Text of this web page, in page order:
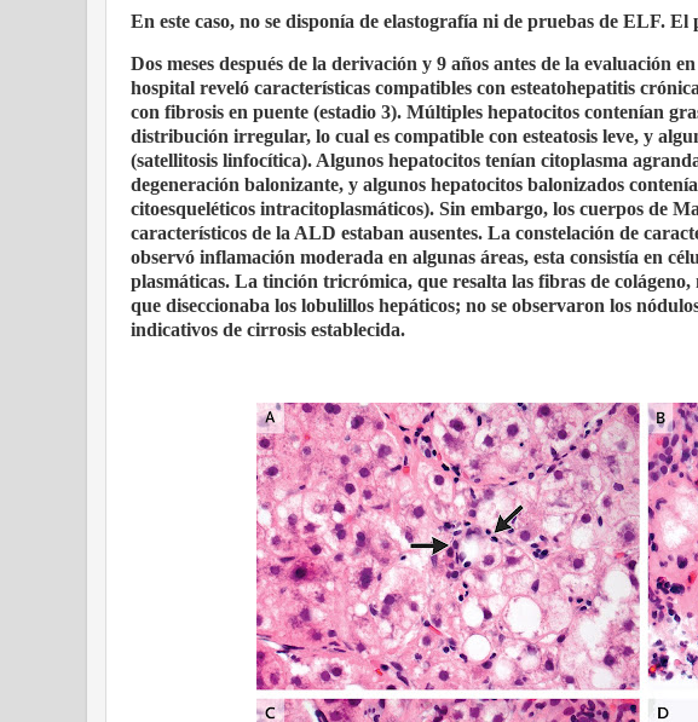
En este caso, no se disponía de elastografía ni de pruebas de ELF.
Dos meses después de la derivación y 9 años antes de la evaluación
hospital reveló características compatibles con esteatohepatitis
con fibrosis en puente (estadio 3). Múltiples hepatocitos contenían
distribución irregular, lo cual es compatible con esteatosis leve, y
(satellitosis linfocítica). Algunos hepatocitos tenían citoplasma
degeneración balonizante, y algunos hepatocitos balonizados
citoesqueléticos intracitoplasmáticos). Sin embargo, los cuerpos de
característicos de la ALD estaban ausentes. La constelación de
observó inflamación moderada en algunas áreas, esta consistía en
plasmáticas. La tinción tricrómica, que resalta las fibras de
que diseccionaba los lobulillos hepáticos; no se observaron los
indicativos de cirrosis establecida.